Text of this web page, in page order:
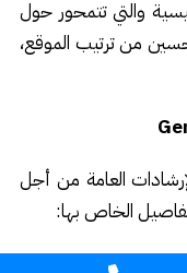
والتي تتمحور حول
من ترتيب الموقع،
العامة من أجل
الخاص بها: